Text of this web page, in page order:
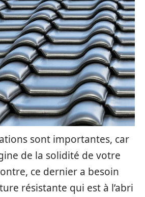
sont importantes, car
de la solidité de votre
ce dernier a besoin
résistante qui est à l’abri